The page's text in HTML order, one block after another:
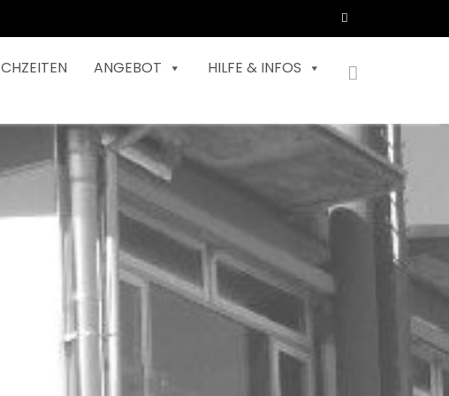
ANGEBOT HILFE & INFOS